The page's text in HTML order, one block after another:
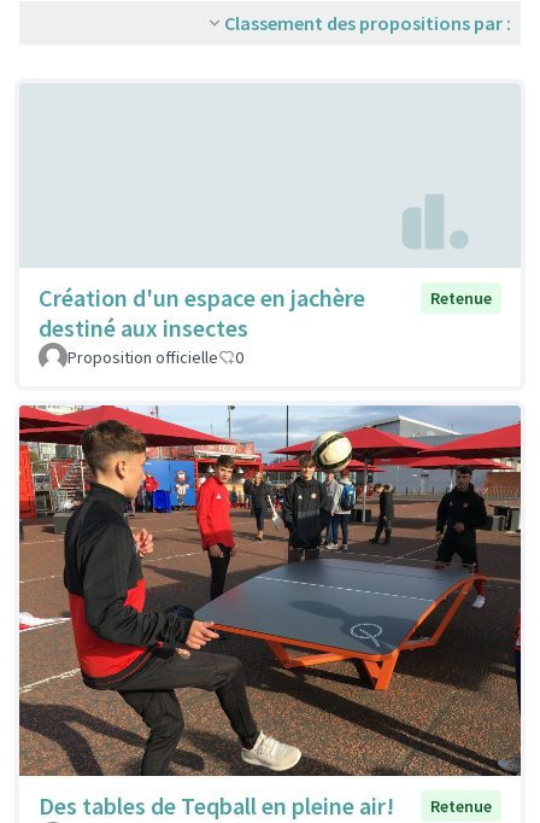
Classement des propositions par :
Création d'un espace en jachère
destiné aux insectes
Retenue
Proposition officielle 0
Des tables de Teqball en pleine air!
Retenue